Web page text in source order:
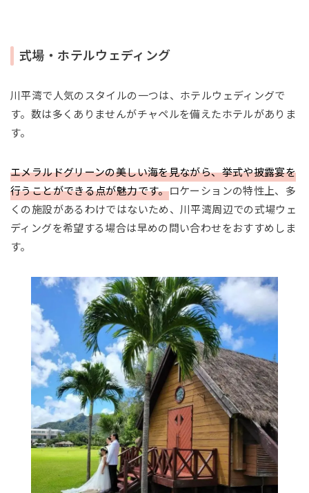
式場・ホテルウェディング
川平湾で人気のスタイルの一つは、ホテルウェディングで
す。数は多くありませんがチャペルを備えたホテルがありま
す。
エメラルドグリーンの美しい海を見ながら、挙式や披露宴を
行うことができる点が魅力です。ロケーションの特性上、多
くの施設があるわけではないため、川平湾周辺での式場ウェ
ディングを希望する場合は早めの問い合わせをおすすめしま
す。